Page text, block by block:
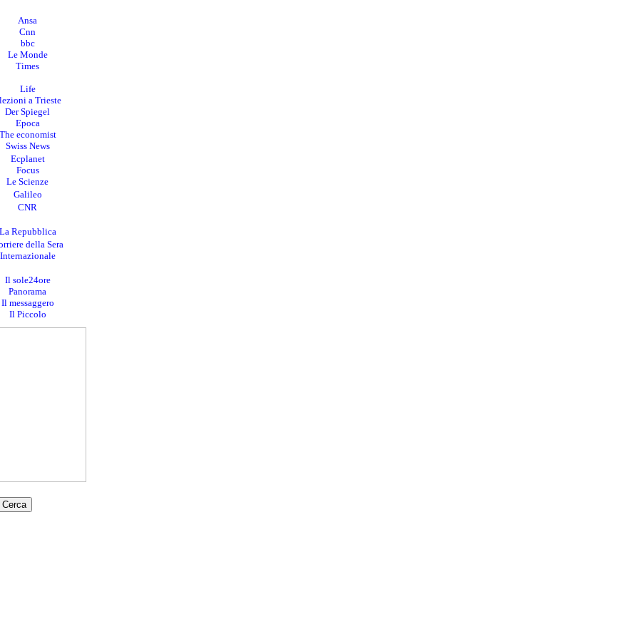
Ansa
Cnn
bbc
Le Monde
Times
Life
a Trieste
Der Spiegel
Epoca
economist
Swiss News
Ecplanet
Focus
Le Scienze
Galileo
CNR
Repubblica
della Sera
Internazionale
Il sole24ore
Panorama
Il messaggero
Il Piccolo